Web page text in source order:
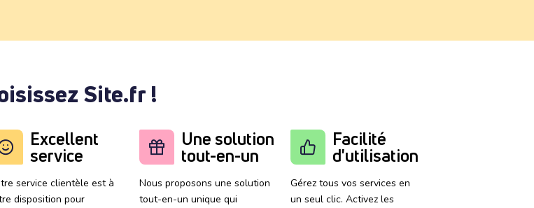
Site.fr !
Excellent
service
service clientèle est à
disposition pour
Une solution
tout-en-un
Nous proposons une solution
tout-en-un unique qui
Facilité
d'utilisation
Gérez tous vos services en
un seul clic. Activez les